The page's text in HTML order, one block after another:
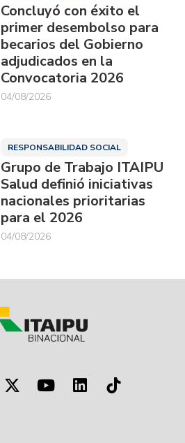
Concluyó con éxito el
primer desembolso para
becarios del Gobierno
adjudicados en la
Convocatoria 2026
04/08/2026
RESPONSABILIDAD SOCIAL
Grupo de Trabajo ITAIPU
Salud definió iniciativas
nacionales prioritarias
para el 2026
04/08/2026